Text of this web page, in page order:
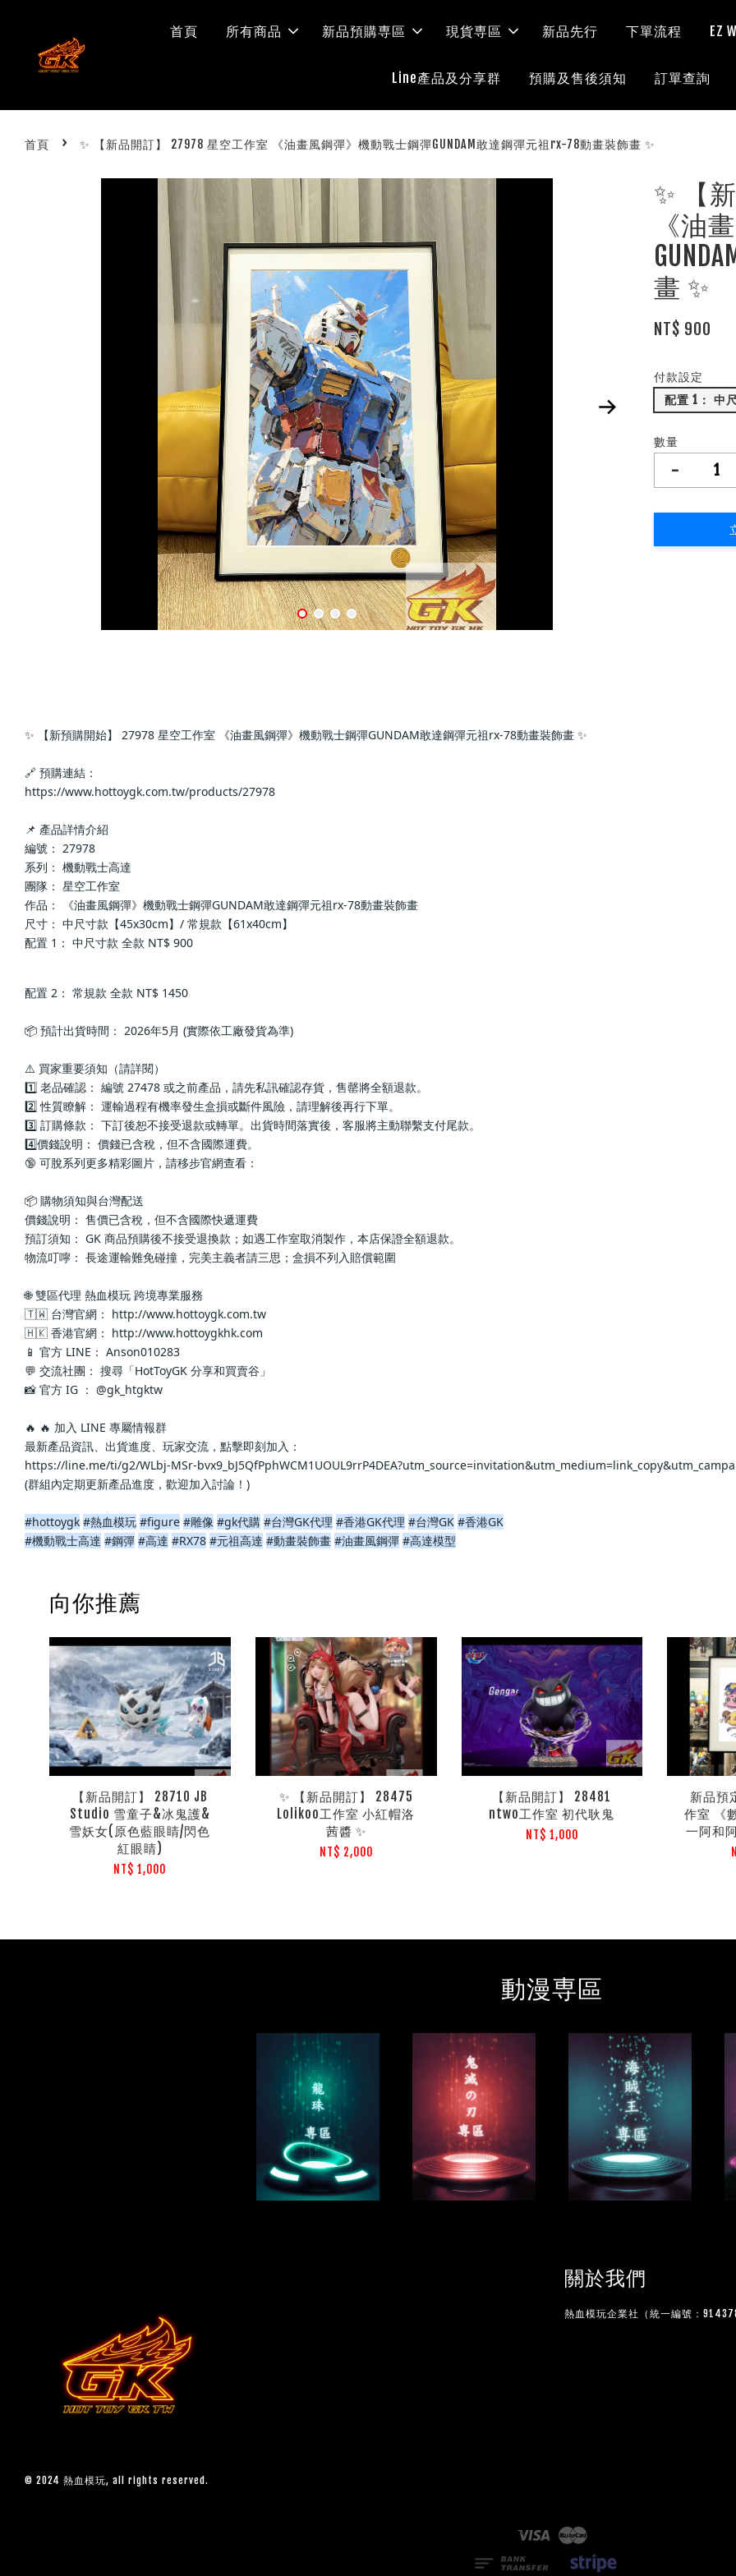
首頁 所有商品 新品預購専區 現貨専區 新品先行 下單流程 EZ
Line產品及分享群 預購及售後須知 訂單查詢
首頁 › ✨ 【新品開訂】 27978 星空工作室 《油畫風鋼彈》機動戰士鋼彈GUNDAM敢達鋼彈元祖rx-78動畫裝飾畫 ✨
✨ 【
《油
畫 ✨
NT$ 900
付款設定
配置 1： 中
數量
-
✨ 【新預購開始】 27978 星空工作室 《油畫風鋼彈》機動戰士鋼彈GUNDAM敢達鋼彈元祖rx-78動畫裝飾畫 ✨
🔗 預購連結：
https://www.hottoygk.com.tw/products/27978
📌 產品詳情介紹
編號： 27978
系列： 機動戰士高達
團隊： 星空工作室
作品： 《油畫風鋼彈》機動戰士鋼彈GUNDAM敢達鋼彈元祖rx-78動畫裝飾畫
尺寸： 中尺寸款【45x30cm】/ 常規款【61x40cm】
配置 1： 中尺寸款 全款 NT$ 900
配置 2： 常規款 全款 NT$ 1450
📦 預計出貨時間： 2026年5月 (實際依工廠發貨為準)
⚠️ 買家重要須知（請詳閱）
1️⃣ 老品確認： 編號 27478 或之前產品，請先私訊確認存貨，售罄將全額退款。
2️⃣ 性質瞭解： 運輸過程有機率發生盒損或斷件風險，請理解後再行下單。
3️⃣ 訂購條款： 下訂後恕不接受退款或轉單。出貨時間落實後，客服將主動聯繫支付尾款。
4️⃣價錢說明： 價錢已含稅，但不含國際運費。
🔞 可脫系列更多精彩圖片，請移步官網查看：
📦 購物須知與台灣配送
價錢說明： 售價已含稅，但不含國際快遞運費
預訂須知： GK 商品預購後不接受退換款；如遇工作室取消製作，本店保證全額退款。
物流叮嚀： 長途運輸難免碰撞，完美主義者請三思；盒損不列入賠償範圍
🌐 雙區代理 熱血模玩 跨境專業服務
🇹🇼 台灣官網： http://www.hottoygk.com.tw
🇭🇰 香港官網： http://www.hottoygkhk.com
📱 官方 LINE： Anson010283
💬 交流社團： 搜尋「HotToyGK 分享和買賣谷」
📸 官方 IG ： @gk_htgktw
🔥 🔥 加入 LINE 專屬情報群
最新產品資訊、出貨進度、玩家交流，點擊即刻加入：
https://line.me/ti/g2/WLbj-MSr-
(群組內定期更新產品進度，歡迎加入討論！)
#hottoygk #熱血模玩 #figure #雕像 #gk代購 #台灣GK代理 #香港GK代理 #台灣GK #香港GK
#機動戰士高達 #鋼彈 #高達 #RX78 #元祖高達 #動畫裝飾畫 #油畫風鋼彈 #高達模型
向你推薦
【新品開訂】 28710 JB
Studio 雪童子&冰鬼護&
雪妖女(原色藍眼睛/閃色
紅眼睛)
NT$ 1,000
✨ 【新品開訂】 28475
Lolikoo工作室 小紅帽洛
茜醬 ✨
NT$ 2,000
【新品開訂】 28481
ntwo工作室 初代耿鬼
NT$ 1,000
新品預
作室 《
一阿和
動漫専區
© 2024 熱血模玩, all rights reserved.
關於我們
熱血模玩企業社（統一編號：
Visa